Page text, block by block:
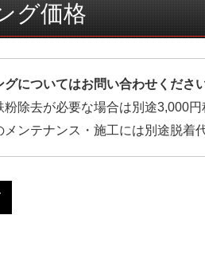
グ価格
についてはお問い合わせください
除去が必要な場合は別途3,000円
ンテナンス・施工には別途脱着